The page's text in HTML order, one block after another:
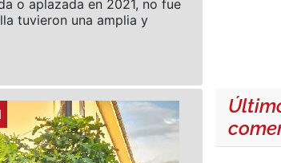
o aplazada en 2021, no fue
tuvieron una amplia y